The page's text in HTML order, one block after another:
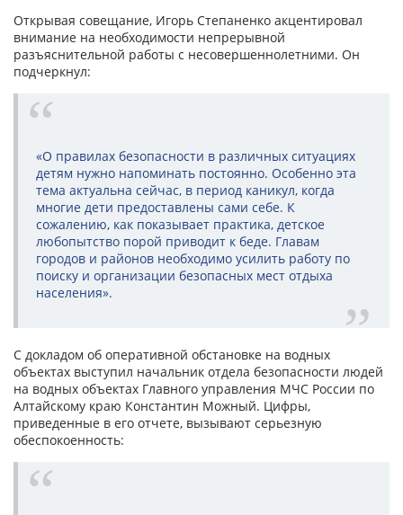
Открывая совещание, Игорь Степаненко акцентировал
внимание на необходимости непрерывной
разъяснительной работы с несовершеннолетними. Он
подчеркнул:
«О правилах безопасности в различных ситуациях
детям нужно напоминать постоянно. Особенно эта
тема актуальна сейчас, в период каникул, когда
многие дети предоставлены сами себе. К
сожалению, как показывает практика, детское
любопытство порой приводит к беде. Главам
городов и районов необходимо усилить работу по
поиску и организации безопасных мест отдыха
населения».
С докладом об оперативной обстановке на водных
объектах выступил начальник отдела безопасности людей
на водных объектах Главного управления МЧС России по
Алтайскому краю Константин Можный. Цифры,
приведенные в его отчете, вызывают серьезную
обеспокоенность: